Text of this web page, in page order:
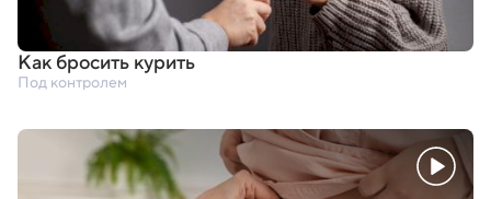
Как бросить курить
Под контролем